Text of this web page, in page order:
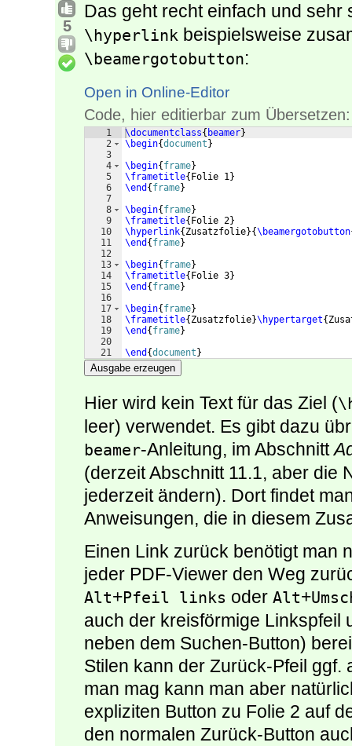
5
Das geht recht einfach und
\hyperlink beispielsweise
\beamergotobutton:
Open in Online-Editor
Code, hier editierbar zum Übersetzen:
1
2
3
4
5
6
7
8
9
10
11
12
13
14
15
16
17
18
19
20
21
\documentclass{ beamer}
\begin{document }
\begin{ frame}
\frametitle{ Folie 1}
\end { frame}
\begin{ frame}
\frametitle{ Folie 2}
\hyperlink{ Zusatzfolie}{\beamergotobutton
\end { frame}
\begin{ frame}
\frametitle{ Folie 3}
\end { frame}
\begin{ frame}
\frametitle{ Zusatzfolie}\hypertarget{
\end { frame}
\end {document }
Ausgabe erzeugen
Hier wird kein Text für das Ziel (
leer) verwendet. Es gibt dazu
beamer-Anleitung, im Abschnitt
(derzeit Abschnitt 11.1, aber die
jederzeit ändern). Dort findet
Anweisungen, die in diesem
Einen Link zurück benötigt man
jeder PDF-Viewer den Weg
Alt+Pfeil links oder Alt+
auch der kreisförmige Linkspfeil
neben dem Suchen-Button)
Stilen kann der Zurück-Pfeil
man mag kann man aber
expliziten Button zu Folie 2 auf
den normalen Zurück-Button